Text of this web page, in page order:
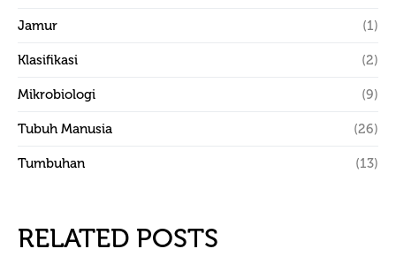
Jamur (1)
Klasifikasi (2)
Mikrobiologi (9)
Tubuh Manusia (26)
Tumbuhan (13)
RELATED POSTS